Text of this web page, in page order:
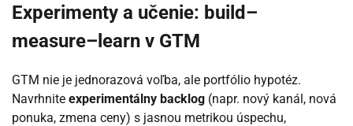
Experimenty a učenie: build–
measure–learn v GTM
GTM nie je jednorazová voľba, ale portfólio hypotéz.
Navrhnite experimentálny backlog (napr. nový kanál, nová
ponuka, zmena ceny) s jasnou metrikou úspechu,